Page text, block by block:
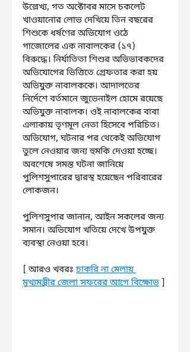
উল্লেখ্য, গত অক্টোবর মাসে চকলেট
খাওয়ানোর লোভ দেখিয়ে তিন বছরের
শিশুকে ধর্ষণের অভিযোগ ওঠে
গাজোলের এক নাবালকের (১৭)
বিরুদ্ধে। নির্যাতিতা শিশুর অভিভাবকদের
অভিযোগের ভিত্তিতে গ্রেফতার করা হয়
অভিযুক্ত নাবালককে। আদালতের
নির্দেশে বর্তমানে জুভেনাইল হোমে রয়েছে
অভিযুক্ত নাবালক। ওই নাবালকের বাবা
এলাকায় তৃণমূল নেতা হিসেবে পরিচিত।
অভিযোগ, ঘটনার পর থেকেই অভিযোগ
তুলে নেওয়ার জন্য হুমকি দেওয়া হচ্ছে।
অবশেষে সমস্ত ঘটনা জানিয়ে
পুলিশসুপারের দ্বারস্থ হয়েছেন পরিবারের
লোকজন।
পুলিশসুপার জানান, আইন সকলের জন্য
সমান। অভিযোগ খতিয়ে দেখে উপযুক্ত
ব্যবস্থা নেওয়া হবে।
[ আরও খবরঃ চাকরি না মেলায়
মুখ্যমন্ত্রীর জেলা সফরের আগে বিক্ষোভ ]